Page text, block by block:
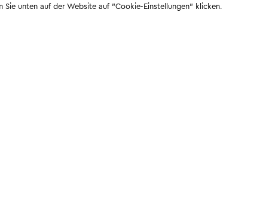
unten auf der Website auf "Cookie-Einstellungen" klicken.